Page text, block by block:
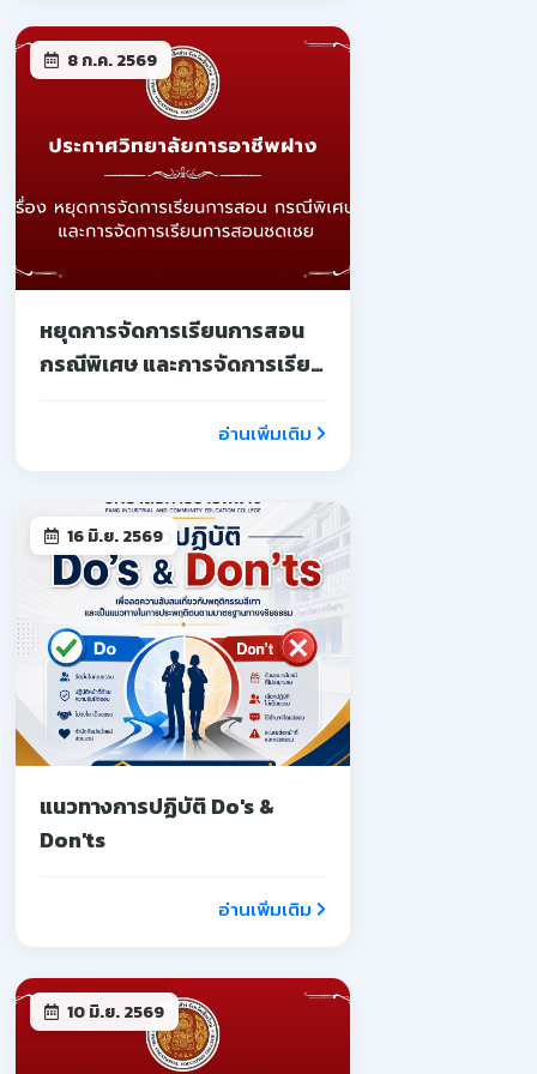
8 ก.ค. 2569
หยุดการจัดการเรียนการสอน
กรณีพิเศษ และการจัดการเรียน
อ่านเพิ่มเติม
16 มิ.ย. 2569
แนวทางการปฏิบัติ Do's &
Don'ts
อ่านเพิ่มเติม
10 มิ.ย. 2569